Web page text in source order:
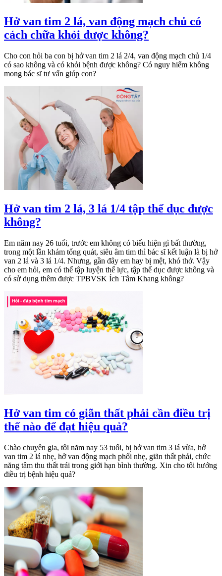
Hở van tim 2 lá, van động mạch chủ có
cách chữa khỏi được không?
Cho con hỏi ba con bị hở van tim 2 lá 2/4, van động mạch chủ 1/4
có sao không và có khỏi bệnh được không? Có nguy hiểm không
mong bác sĩ tư vấn giúp con?
Hở van tim 2 lá, 3 lá 1/4 tập thể dục được
không?
Em năm nay 26 tuổi, trước em không có biểu hiện gì bất thường,
trong một lần khám tổng quát, siêu âm tim thì bác sĩ kết luận là bị hở
van 2 lá và 3 lá 1/4. Nhưng, gần đây em hay bị mệt, khó thở. Vậy
cho em hỏi, em có thể tập luyện thể lực, tập thể dục được không và
có sử dụng thêm được TPBVSK Ích Tâm Khang không?
Hở van tim có giãn thất phải cần điều trị
thế nào để đạt hiệu quả?
Chào chuyên gia, tôi năm nay 53 tuổi, bị hở van tim 3 lá vừa, hở
van tim 2 lá nhẹ, hở van động mạch phổi nhẹ, giãn thất phải, chức
năng tâm thu thất trái trong giới hạn bình thường. Xin cho tôi hướng
điều trị bệnh hiệu quả?